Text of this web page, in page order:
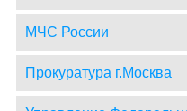
МЧС России
Прокуратура г.Москва